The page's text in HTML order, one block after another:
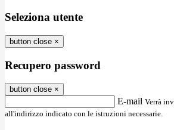
Seleziona utente
button close ×
Recupero password
button close ×
E-mail Verrà
all'indirizzo indicato con le istruzioni necessarie.